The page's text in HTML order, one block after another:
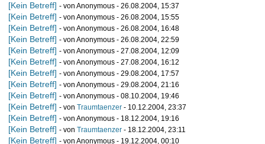
[Kein Betreff] - von Anonymous - 26.08.2004, 15:37
[Kein Betreff] - von Anonymous - 26.08.2004, 15:55
[Kein Betreff] - von Anonymous - 26.08.2004, 16:48
[Kein Betreff] - von Anonymous - 26.08.2004, 22:59
[Kein Betreff] - von Anonymous - 27.08.2004, 12:09
[Kein Betreff] - von Anonymous - 27.08.2004, 16:12
[Kein Betreff] - von Anonymous - 29.08.2004, 17:57
[Kein Betreff] - von Anonymous - 29.08.2004, 21:16
[Kein Betreff] - von Anonymous - 08.10.2004, 19:46
[Kein Betreff] - von Traumtaenzer - 10.12.2004, 23:37
[Kein Betreff] - von Anonymous - 18.12.2004, 19:16
[Kein Betreff] - von Traumtaenzer - 18.12.2004, 23:11
[Kein Betreff] - von Anonymous - 19.12.2004, 00:10